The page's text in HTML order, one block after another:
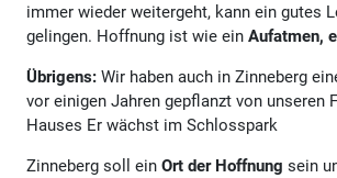
immer wieder weitergeht, kann ein gutes
gelingen. Hoffnung ist wie ein Aufatmen,
Übrigens: Wir haben auch in Zinneberg
vor einigen Jahren gepflanzt von unseren
Hauses Er wächst im Schlosspark
Zinneberg soll ein Ort der Hoffnung sein